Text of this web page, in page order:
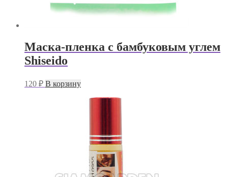
Маска-пленка с бамбуковым углем
Shiseido
120 ₽ В корзину